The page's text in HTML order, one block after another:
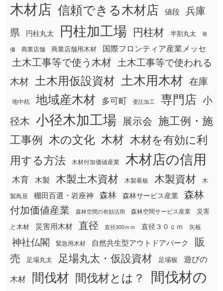
木材店 信頼できる木材店 値段
兵庫
県
円柱丸太 円柱加工場 円柱材 半割丸太 単
価 商業店舗 商業店舗用木材 国際フロンティア産業メッセ
土木工事等で使う木材
土木工事等で使われる
木材
土木用仮設資材 土木用木材 在庫
地中杭 地域産木材 多可町 委託加工 専門店 小
径木 小径木加工場 展示会 施工例・施
工事例
木の文化 木材 木材を有効に利
用する方法
木材付加価値産業 木材店の信用
木育 木製 木製土木資材 木製看板 木製資材 木
製鳥居 棚田百選・岩座神 森林 森林サービス産業
森林
付加価値産業
森林空間の有効活用 森林空間サービス産業 災害
と木材 災害用木材 直径 直径300ｍｍ 直径３０ｃｍ 矢板
神社仏閣 緊急用木材 自然共生型アウトドアパーク
販
売
足場丸太 足場丸太・仮設資材 足場板 遊びの
木材 間伐材 間伐材とは？
間伐材の